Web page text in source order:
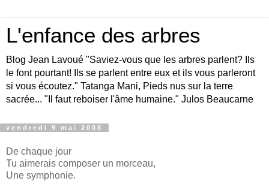
L'enfance des arbres
Blog Jean Lavoué "Saviez-vous que les arbres parlent? Ils
le font pourtant! Ils se parlent entre eux et ils vous parleront
si vous écoutez." Tatanga Mani, Pieds nus sur la terre
sacrée... "Il faut reboiser l'âme humaine." Julos Beaucarne
vendredi 9 mai 2008
De chaque jour
Tu aimerais composer un morceau,
Une symphonie.